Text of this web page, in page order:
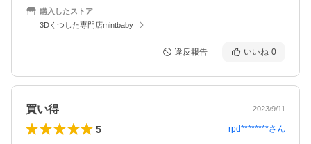
購入したストア
3Dくつした専門店mintbaby
違反報告 いいね 0
買い得 2023/9/11
5 rpd********さん